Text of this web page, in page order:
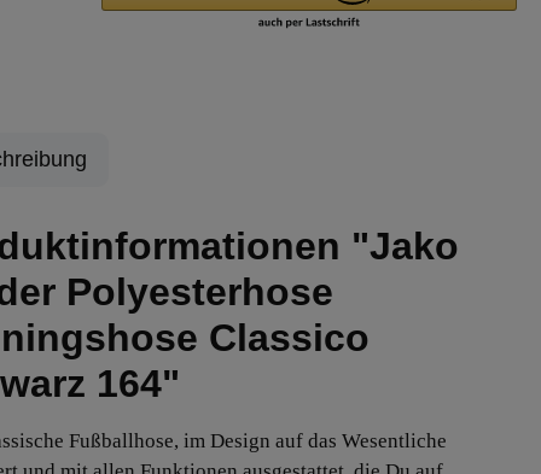
"Jako
Polyesterhose
Classico
164"
Fußballhose, im Design auf das Wesentliche